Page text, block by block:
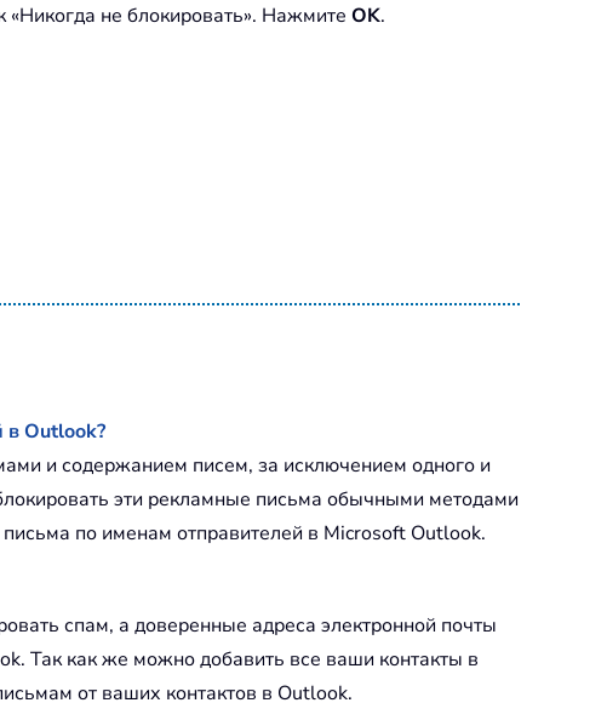
не блокировать». Нажмите OK.
в Outlook?
и содержанием писем, за исключением одного и
эти рекламные письма обычными методами
по именам отправителей в Microsoft Outlook.
спам, а доверенные адреса электронной почты
Так как же можно добавить все ваши контакты в
от ваших контактов в Outlook.